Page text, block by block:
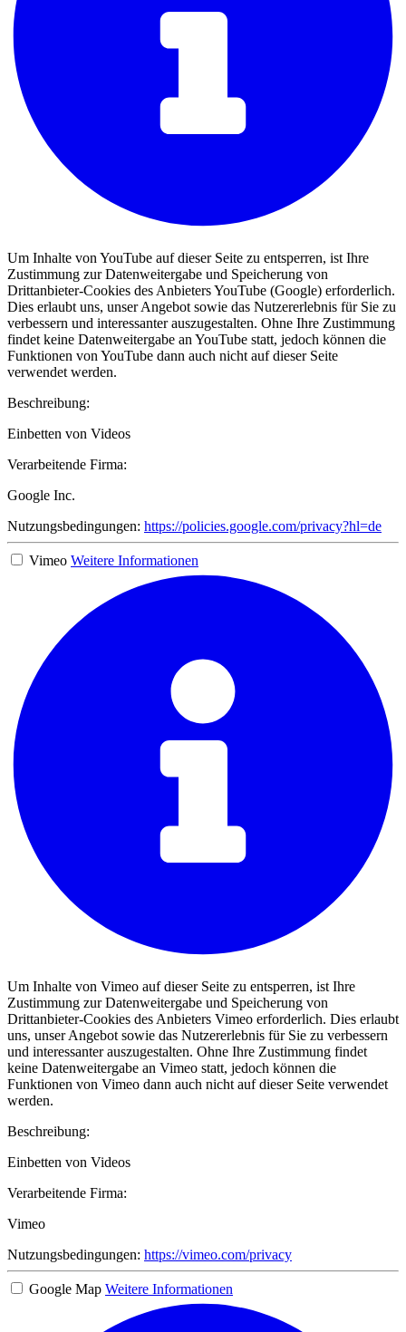
Um Inhalte von YouTube auf dieser Seite zu entsperren, ist Ihre
Zustimmung zur Datenweitergabe und Speicherung von
Drittanbieter-Cookies des Anbieters YouTube (Google) erforderlich.
Dies erlaubt uns, unser Angebot sowie das Nutzererlebnis für Sie zu
verbessern und interessanter auszugestalten. Ohne Ihre Zustimmung
findet keine Datenweitergabe an YouTube statt, jedoch können die
Funktionen von YouTube dann auch nicht auf dieser Seite
verwendet werden.
Beschreibung:
Einbetten von Videos
Verarbeitende Firma:
Google Inc.
Nutzungsbedingungen: https://policies.google.com/privacy?hl=de
Vimeo Weitere Informationen
Um Inhalte von Vimeo auf dieser Seite zu entsperren, ist Ihre
Zustimmung zur Datenweitergabe und Speicherung von
Drittanbieter-Cookies des Anbieters Vimeo erforderlich. Dies erlaubt
uns, unser Angebot sowie das Nutzererlebnis für Sie zu verbessern
und interessanter auszugestalten. Ohne Ihre Zustimmung findet
keine Datenweitergabe an Vimeo statt, jedoch können die
Funktionen von Vimeo dann auch nicht auf dieser Seite verwendet
werden.
Beschreibung:
Einbetten von Videos
Verarbeitende Firma:
Vimeo
Nutzungsbedingungen: https://vimeo.com/privacy
Google Map Weitere Informationen